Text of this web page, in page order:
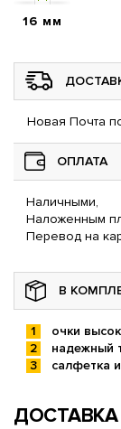
16 мм
Новая Почта
ОПЛАТА
Наличными,
Наложенным
Перевод на
В
очки
надежный
салфетка